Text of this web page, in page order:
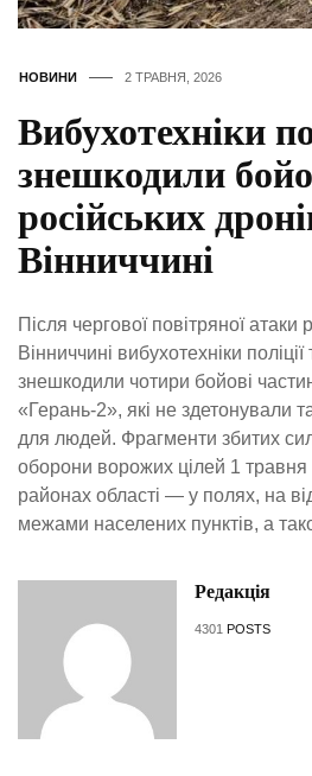
НОВИНИ 2 ТРАВНЯ, 2026
Вибухотехніки
знешкодили
російських
Вінниччині
Після чергової повітряної атаки
Вінниччині вибухотехніки
знешкодили чотири бойові
«Герань-2», які не здетонували
для людей. Фрагменти збитих
оборони ворожих цілей 1 травня
районах області — у полях, на
межами населених пунктів, а
Редакція
4301 POSTS